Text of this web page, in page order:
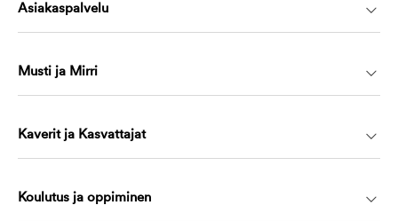
Asiakaspalvelu
Musti ja Mirri
Kaverit ja Kasvattajat
Koulutus ja oppiminen